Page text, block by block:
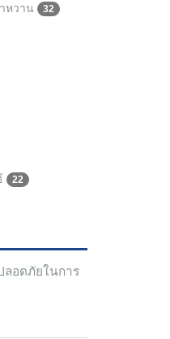
หวาน 32
22
ลอดภัยในการ